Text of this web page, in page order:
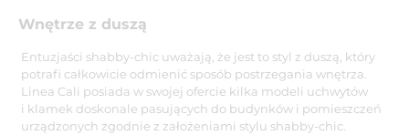
Wnętrze z duszą
Entuzjaści shabby-chic uważają, że jest to styl z duszą, który
potrafi całkowicie odmienić sposób postrzegania wnętrza.
Linea Cali posiada w swojej ofercie kilka modeli uchwytów
i klamek doskonale pasujących do budynków i pomieszczeń
urządzonych zgodnie z założeniami stylu shabby-chic.